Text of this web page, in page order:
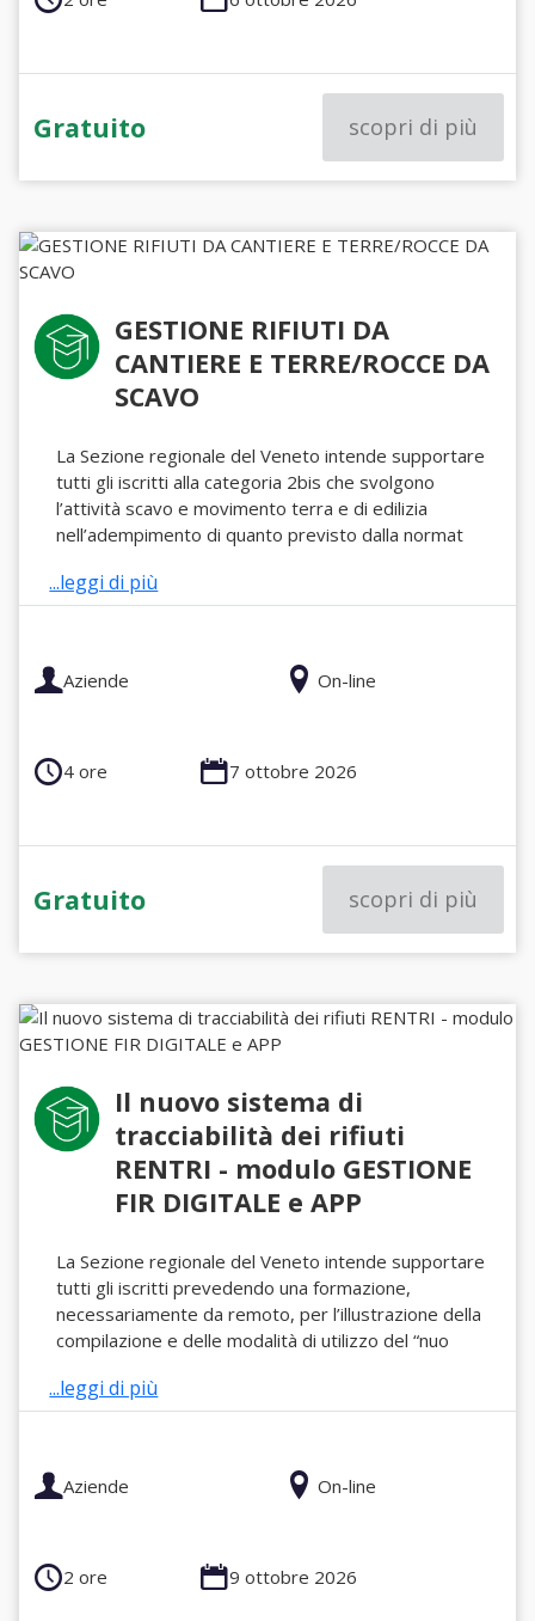
Gratuito scopri di più
GESTIONE RIFIUTI DA
CANTIERE E TERRE/ROCCE DA
SCAVO
La Sezione regionale del Veneto intende supportare
tutti gli iscritti alla categoria 2bis che svolgono
l’attività scavo e movimento terra e di edilizia
nell’adempimento di quanto previsto dalla normat
...leggi di più
Aziende On-line
4 ore 7 ottobre 2026
Gratuito scopri di più
Il nuovo sistema di
tracciabilità dei rifiuti
RENTRI - modulo GESTIONE
FIR DIGITALE e APP
La Sezione regionale del Veneto intende supportare
tutti gli iscritti prevedendo una formazione,
necessariamente da remoto, per l’illustrazione della
compilazione e delle modalità di utilizzo del “nuo
...leggi di più
Aziende On-line
2 ore 9 ottobre 2026